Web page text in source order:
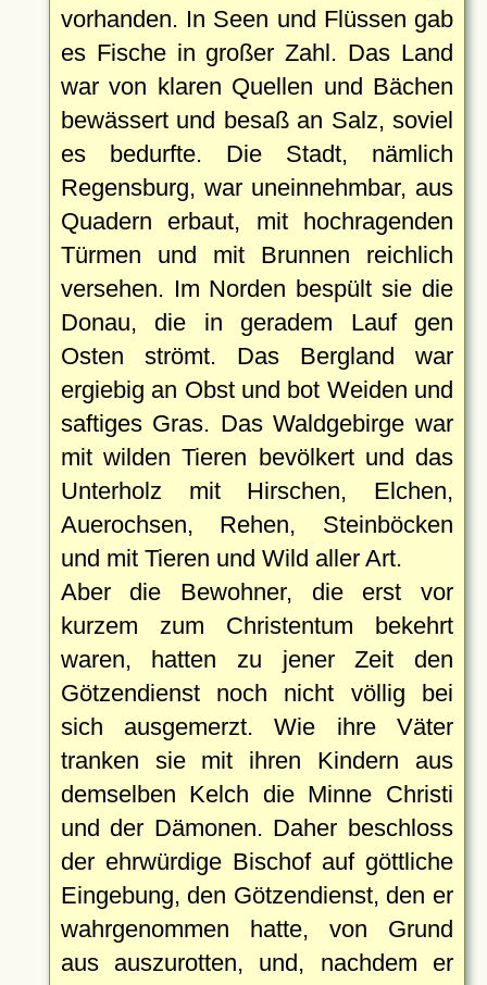
vorhanden. In Seen und Flüssen gab
es Fische in großer Zahl. Das Land
war von klaren Quellen und Bächen
bewässert und besaß an Salz, soviel
es bedurfte. Die Stadt, nämlich
Regensburg, war uneinnehmbar, aus
Quadern erbaut, mit hochragenden
Türmen und mit Brunnen reichlich
versehen. Im Norden bespült sie die
Donau, die in geradem Lauf gen
Osten strömt. Das Bergland war
ergiebig an Obst und bot Weiden und
saftiges Gras. Das Waldgebirge war
mit wilden Tieren bevölkert und das
Unterholz mit Hirschen, Elchen,
Auerochsen, Rehen, Steinböcken
und mit Tieren und Wild aller Art.
Aber die Bewohner, die erst vor
kurzem zum Christentum bekehrt
waren, hatten zu jener Zeit den
Götzendienst noch nicht völlig bei
sich ausgemerzt. Wie ihre Väter
tranken sie mit ihren Kindern aus
demselben Kelch die Minne Christi
und der Dämonen. Daher beschloss
der ehrwürdige Bischof auf göttliche
Eingebung, den Götzendienst, den er
wahrgenommen hatte, von Grund
aus auszurotten, und, nachdem er